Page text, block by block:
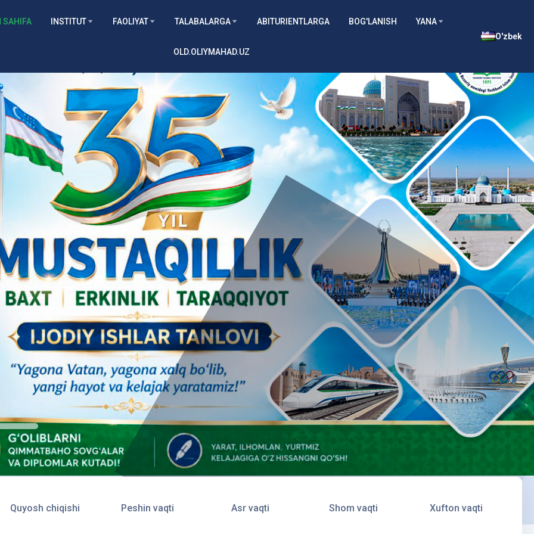
SAHIFA INSTITUT FAOLIYAT TALABALARGA ABITURIENTLARGA BOG'LANISH YANA
OLD.OLIYMAHAD.UZ
O'zbek
Quyosh chiqishi Peshin vaqti Asr vaqti Shom vaqti Xufton vaqti